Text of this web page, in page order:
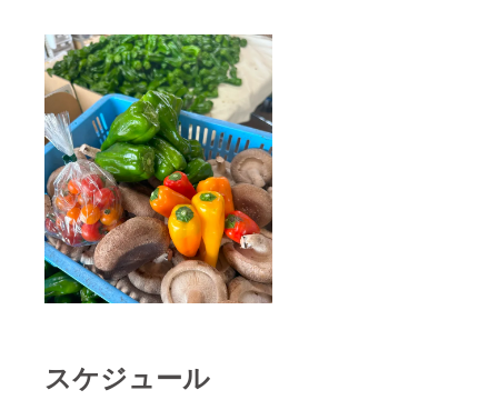
スケジュール